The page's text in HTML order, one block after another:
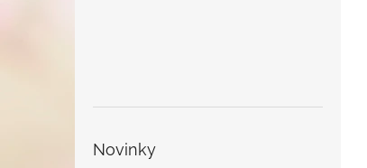
Novinky